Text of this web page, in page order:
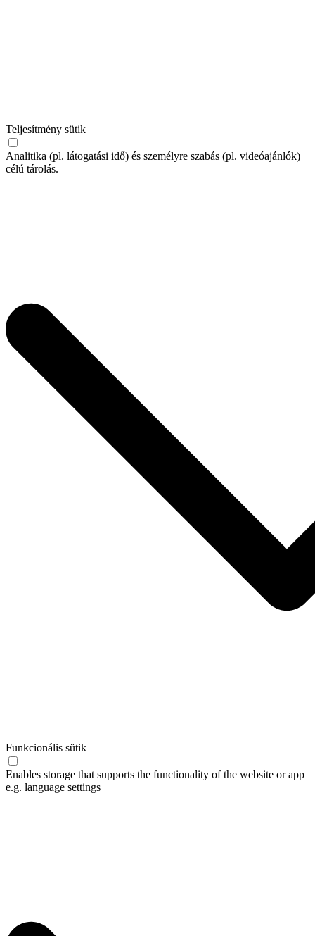
Teljesítmény sütik
Analitika (pl. látogatási idő) és személyre szabás (pl. videóajánlók)
célú tárolás.
Funkcionális sütik
Enables storage that supports the functionality of the website or app
e.g. language settings